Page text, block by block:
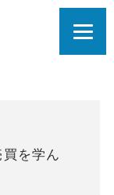
を学ん